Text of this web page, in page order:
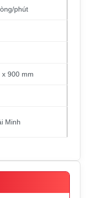
phút
900 mm
Minh